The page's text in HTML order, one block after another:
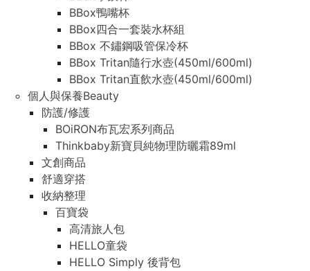
BBox鴨嘴杯
BBox四合一套裝水杯組
BBox 不鏽鋼吸管保冷杯
BBox Tritan隨行水壺(450ml/600ml)
BBox Tritan直飲水壺(450ml/600ml)
個人與保養Beauty
防護/修護
BOiRON布瓦宏系列商品
Thinkbaby新寶貝純物理防曬霜89ml
文創商品
舒適穿搭
收納整理
百寶袋
高清旅人包
HELLO童袋
HELLO Simply 後背包